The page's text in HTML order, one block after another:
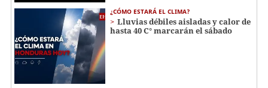
¿CÓMO ESTARÁ EL CLIMA?
Lluvias débiles aisladas y calor de
hasta 40 C° marcarán el sábado